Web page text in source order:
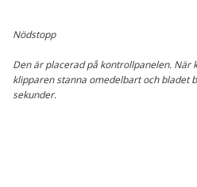
Nödstopp
Den är placerad på kontrollpanelen. När
klipparen stanna omedelbart och bladet
sekunder.